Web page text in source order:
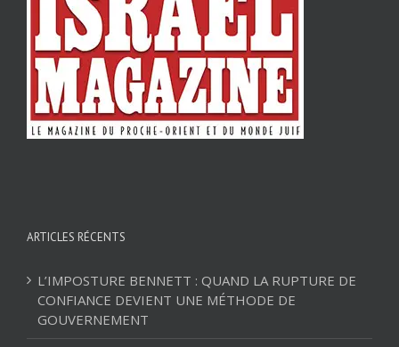
ARTICLES RÉCENTS
L’IMPOSTURE BENNETT : QUAND LA RUPTURE DE
CONFIANCE DEVIENT UNE MÉTHODE DE
GOUVERNEMENT